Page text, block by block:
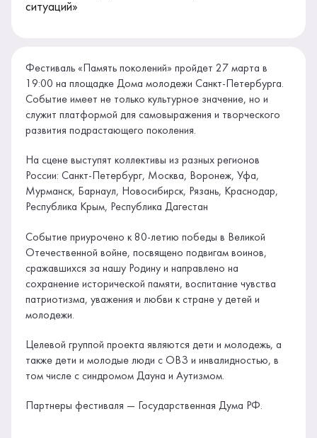
ситуаций»
Фестиваль «Память поколений» пройдет 27 марта в
19:00 на площадке Дома молодежи Санкт-Петербурга.
Событие имеет не только культурное значение, но и
служит платформой для самовыражения и творческого
развития подрастающего поколения.
На сцене выступят коллективы из разных регионов
России: Санкт-Петербург, Москва, Воронеж, Уфа,
Мурманск, Барнаул, Новосибирск, Рязань, Краснодар,
Республика Крым, Республика Дагестан
Событие приурочено к 80-летию победы в Великой
Отечественной войне, посвящено подвигам воинов,
сражавшихся за нашу Родину и направлено на
сохранение исторической памяти, воспитание чувства
патриотизма, уважения и любви к стране у детей и
молодежи.
Целевой группой проекта являются дети и молодежь, а
также дети и молодые люди с ОВЗ и инвалидностью, в
том числе с синдромом Дауна и Аутизмом.
Партнеры фестиваля — Государственная Дума РФ.